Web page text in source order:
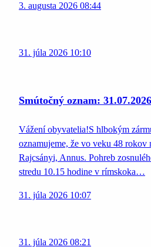
3. augusta 2026 08:44
31. júla 2026 10:10
Smútočný oznam: 31.07.2026
Vážení obyvatelia!S hlbokým
oznamujeme, že vo veku 48 rokov
Rajcsányi, Annus. Pohreb
stredu 10.15 hodine v rímskoka…
31. júla 2026 10:07
31. júla 2026 08:21